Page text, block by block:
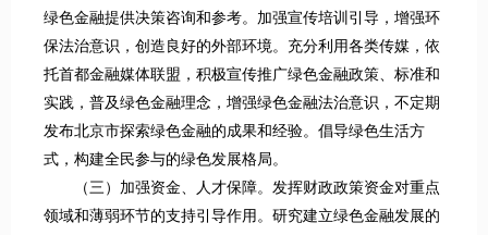
绿色金融提供决策咨询和参考。加强宣传培训引导，增强环
保法治意识，创造良好的外部环境。充分利用各类传媒，依
托首都金融媒体联盟，积极宣传推广绿色金融政策、标准和
实践，普及绿色金融理念，增强绿色金融法治意识，不定期
发布北京市探索绿色金融的成果和经验。倡导绿色生活方
式，构建全民参与的绿色发展格局。
（三）加强资金、人才保障。发挥财政政策资金对重点
领域和薄弱环节的支持引导作用。研究建立绿色金融发展的